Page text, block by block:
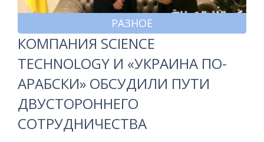
РАЗНОЕ
КОМПАНИЯ SCIENCE
TECHNOLOGY И «УКРАИНА ПО-
АРАБСКИ» ОБСУДИЛИ ПУТИ
ДВУСТОРОННЕГО
СОТРУДНИЧЕСТВА